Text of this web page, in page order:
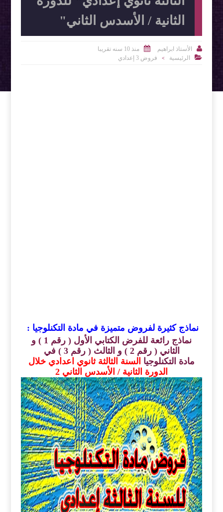
الثانية / الأسدس الثاني"
 الأستاذ ابراهيم 
منذ 10 سنه تقريبا

الرئيسية > فروض 3 إعدادي
نماذج كثيرة لفروض متميزة في مادة التكنلوجيا :
نماذج رائعة للفرض الكتابي الأول ( رقم 1 ) و
الثاني ( رقم 2 ) و الثالث ( رقم 3 ) في
مادة التكنلوجيا السنة الثالثة ثانوي اعدادي خلال
الدورة الثانية / الأسدس الثاني 2